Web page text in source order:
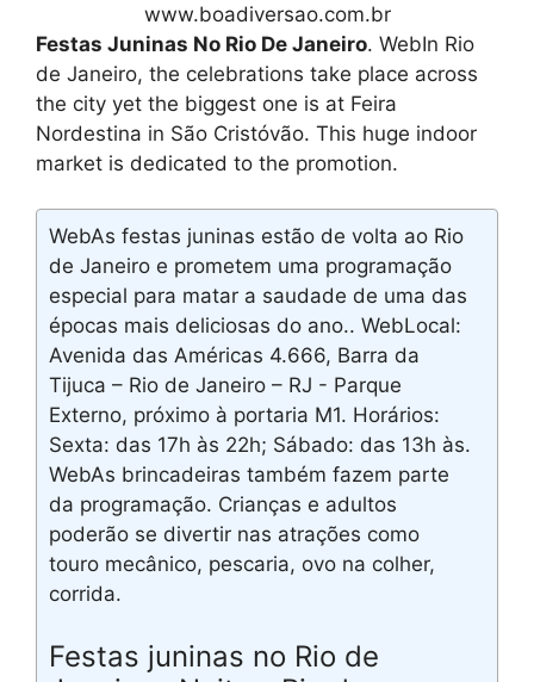
www.boadiversao.com.br
Festas Juninas No Rio De Janeiro. WebIn Rio
de Janeiro, the celebrations take place across
the city yet the biggest one is at Feira
Nordestina in São Cristóvão. This huge indoor
market is dedicated to the promotion.
WebAs festas juninas estão de volta ao Rio
de Janeiro e prometem uma programação
especial para matar a saudade de uma das
épocas mais deliciosas do ano.. WebLocal:
Avenida das Américas 4.666, Barra da
Tijuca – Rio de Janeiro – RJ - Parque
Externo, próximo à portaria M1. Horários:
Sexta: das 17h às 22h; Sábado: das 13h às.
WebAs brincadeiras também fazem parte
da programação. Crianças e adultos
poderão se divertir nas atrações como
touro mecânico, pescaria, ovo na colher,
corrida.
Festas juninas no Rio de